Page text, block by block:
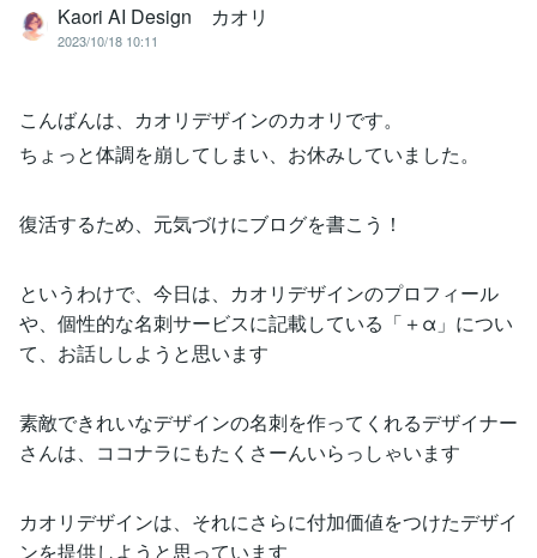
Kaori AI Design カオリ
2023/10/18 10:11
こんばんは、カオリデザインのカオリです。
ちょっと体調を崩してしまい、お休みしていました。
復活するため、元気づけにブログを書こう！
というわけで、今日は、カオリデザインのプロフィール
や、個性的な名刺サービスに記載している「＋α」につい
て、お話ししようと思います
素敵できれいなデザインの名刺を作ってくれるデザイナー
さんは、ココナラにもたくさーんいらっしゃいます
カオリデザインは、それにさらに付加価値をつけたデザイ
ンを提供しようと思っています